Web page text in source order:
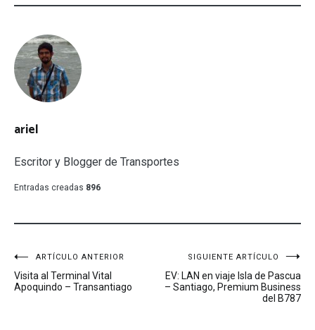
ariel
Escritor y Blogger de Transportes
Entradas creadas 896
Navegación
de
ARTÍCULO ANTERIOR
Visita al Terminal Vital
Apoquindo – Transantiago
SIGUIENTE ARTÍCULO
EV: LAN en viaje Isla de Pascua
– Santiago, Premium Business
del B787